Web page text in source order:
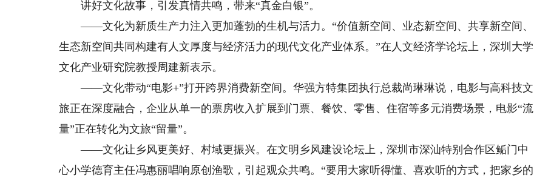
讲好文化故事，引发真情共鸣，带来“真金白银”。
——文化为新质生产力注入更加蓬勃的生机与活力。“价值新空间、业态新空间、共享新空间、
生态新空间共同构建有人文厚度与经济活力的现代文化产业体系。”在人文经济学论坛上，深圳大学
文化产业研究院教授周建新表示。
——文化带动“电影+”打开跨界消费新空间。华强方特集团执行总裁尚琳琳说，电影与高科技文
旅正在深度融合，企业从单一的票房收入扩展到门票、餐饮、零售、住宿等多元消费场景，电影“流
量”正在转化为文旅“留量”。
——文化让乡风更美好、村域更振兴。在文明乡风建设论坛上，深圳市深汕特别合作区鲘门中
心小学德育主任冯惠丽唱响原创渔歌，引起观众共鸣。“要用大家听得懂、喜欢听的方式，把家乡的